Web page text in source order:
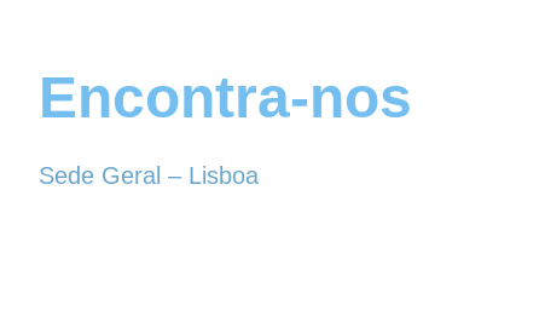
Encontra-nos
Sede Geral – Lisboa